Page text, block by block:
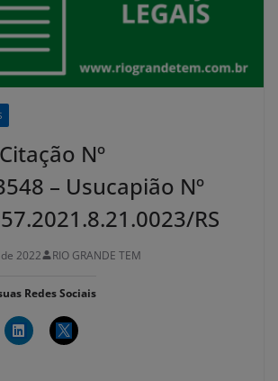
Nº
– Usucapião Nº
RS
2022 RIO GRANDE TEM
Redes Sociais